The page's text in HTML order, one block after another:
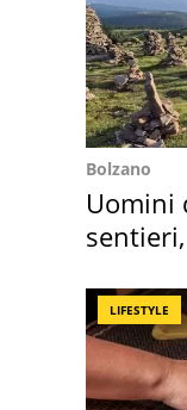
Bolzano
Uomini
LIFESTYLE